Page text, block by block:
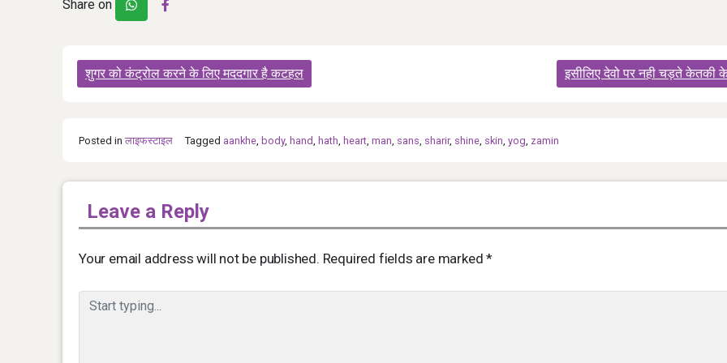
Share on
Post
navigation
शुगर को कंट्रोल करने के लिए मददगार है कटहल इसीलिए देवो पर नही चड़ते केतकी
Posted in लाइफस्टाइल Tagged aankhe body, hand hath heart man sans sharir, shine skin yog zamin
Leave a Reply
Your email address will not be published. Required fields are marked*